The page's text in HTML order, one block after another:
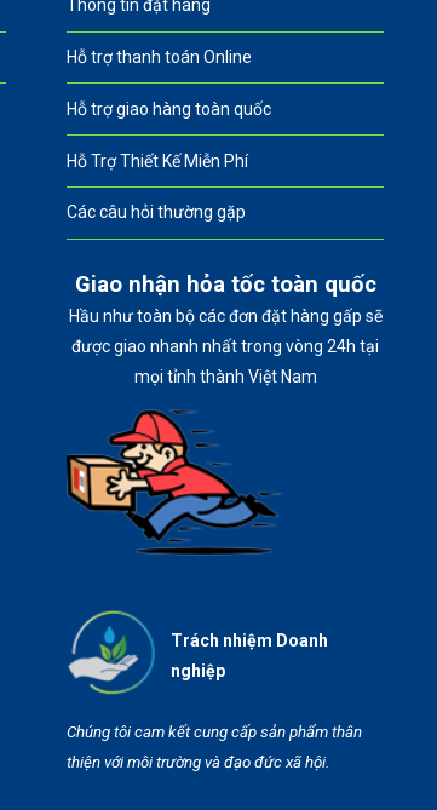
Thông tin đặt hàng
Hỗ trợ thanh toán Online
Hỗ trợ giao hàng toàn quốc
Hỗ Trợ Thiết Kế Miễn Phí
Các câu hỏi thường gặp
Giao nhận hỏa tốc toàn quốc
Hầu như toàn bộ các đơn đặt hàng gấp sẽ
được giao nhanh nhất trong vòng 24h tại
mọi tỉnh thành Việt Nam
Trách nhiệm Doanh
nghiệp
Chúng tôi cam kết cung cấp sản phẩm thân
thiện với môi trường và đạo đức xã hội.